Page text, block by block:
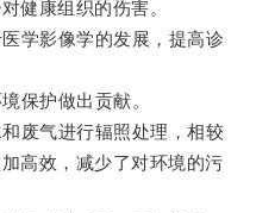
健康组织的伤害。
影像学的发展，提高诊
护做出贡献。
废气进行辐照处理，相较
高效，减少了对环境的污